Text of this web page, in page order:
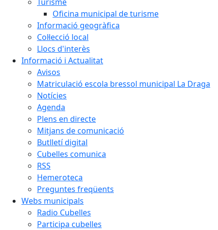
Oficina municipal de turisme
Informació geogràfica
Col·lecció local
Llocs d'interès
Informació i Actualitat
Avisos
Matriculació escola bressol municipal La Draga
Notícies
Agenda
Plens en directe
Mitjans de comunicació
Butlletí digital
Cubelles comunica
RSS
Hemeroteca
Preguntes freqüents
Webs municipals
Radio Cubelles
Participa cubelles